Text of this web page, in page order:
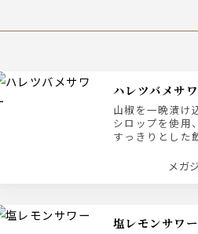
ハレツバメサ
山椒を一晩漬け
シロップを使用、
すっきりとした
ベースのサワー
メガ
塩レモンサワー